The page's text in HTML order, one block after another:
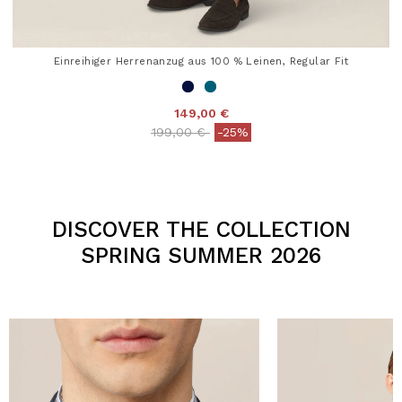
Einreihiger Herrenanzug aus 100 % Leinen, Regular Fit
149,00 €
Price reduced from
199,00 €to-25%
DISCOVER THE COLLECTION
SPRING SUMMER 2026